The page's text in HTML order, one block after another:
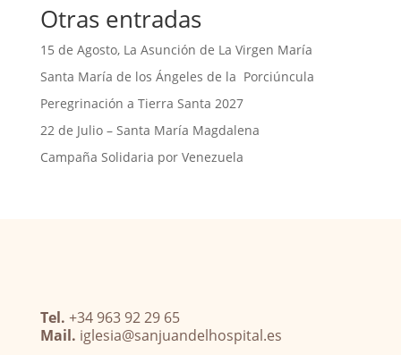
Otras entradas
15 de Agosto, La Asunción de La Virgen María
Santa María de los Ángeles de la Porciúncula
Peregrinación a Tierra Santa 2027
22 de Julio – Santa María Magdalena
Campaña Solidaria por Venezuela
Tel. +34 963 92 29 65
Mail. iglesia@sanjuandelhospital.es